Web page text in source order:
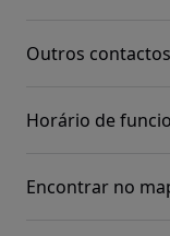
Outros contactos
Horário de
Encontrar no